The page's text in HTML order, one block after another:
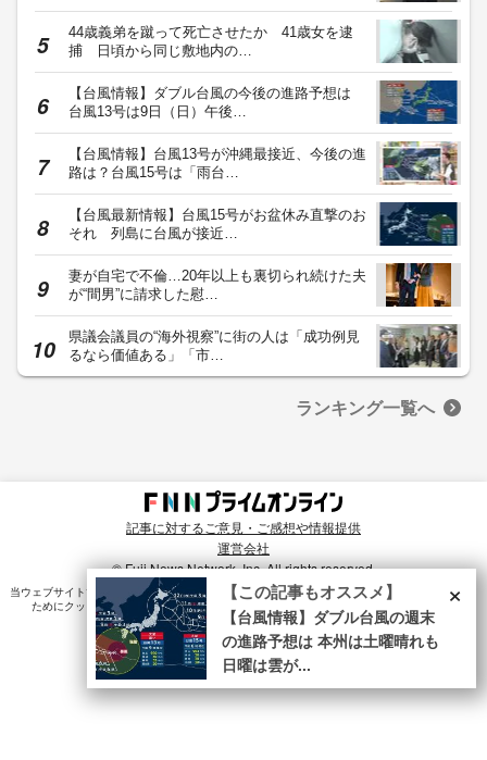
44歳義弟を蹴って死亡させたか 41歳女を逮
捕 日頃から同じ敷地内の…
【台風情報】ダブル台風の今後の進路予想は
台風13号は9日（日）午後…
【台風情報】台風13号が沖縄最接近、今後の進
路は？台風15号は「雨台…
【台風最新情報】台風15号がお盆休み直撃のお
それ 列島に台風が接近…
妻が自宅で不倫…20年以上も裏切られ続けた夫
が“間男”に請求した慰…
県議会議員の“海外視察”に街の人は「成功例見
るなら価値ある」「市…
ランキング一覧へ
記事に対するご意見・ご感想や情報提供
運営会社
© Fuji News Network, Inc. All rights reserved.
当ウェブサイトでは、ユーザのニーズ・興味・関⼼に合致したコンテンツや広告配信を提供する
ためにクッキーを使⽤しています。詳細は、
プライバシーポリシー をご確認ください。×
【この記事もオススメ】
【台風情報】ダブル台風の週末
の進路予想は 本州は土曜晴れも
日曜は雲が...